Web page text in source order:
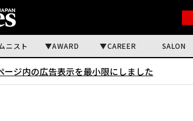
ニスト AWARD CAREER SALON
ージ内の広告表示を最小限にしました